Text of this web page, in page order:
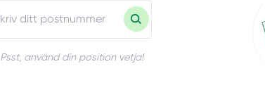
Psst, använd din position vetja!